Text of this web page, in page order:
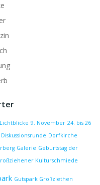
9. November 24. bis 26
Diskussionsrunde Dorfkirche
Galerie Geburtstag der
Kulturschmiede
Gutspark Großziethen